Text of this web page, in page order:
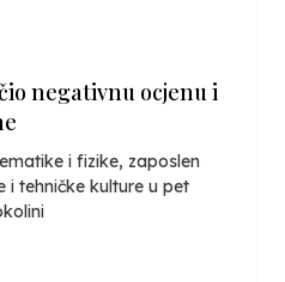
negativnu ocjenu i
i fizike, zaposlen
tehničke kulture u pet